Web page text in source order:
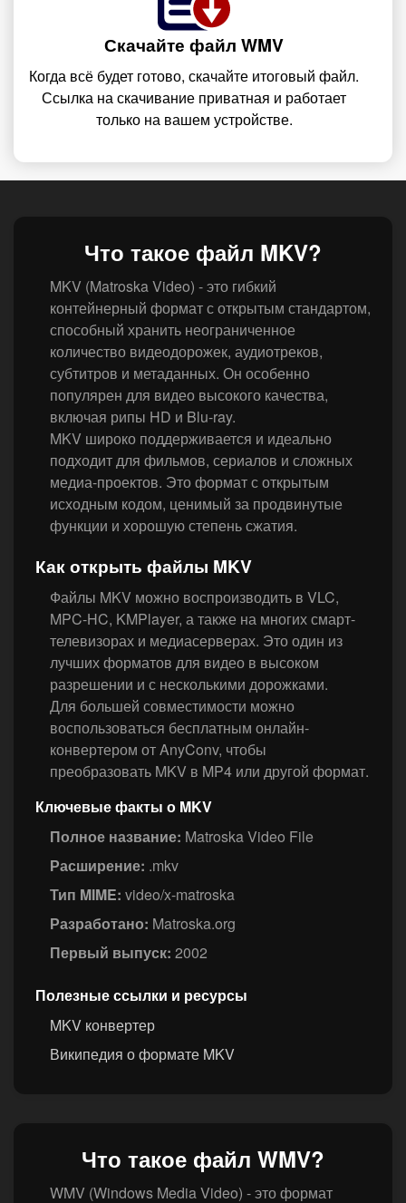
Скачайте файл WMV
Когда всё будет готово, скачайте итоговый файл.
Ссылка на скачивание приватная и работает
только на вашем устройстве.
Что такое файл MKV?
MKV (Matroska Video) - это гибкий
контейнерный формат с открытым стандартом,
способный хранить неограниченное
количество видеодорожек, аудиотреков,
субтитров и метаданных. Он особенно
популярен для видео высокого качества,
включая рипы HD и Blu-ray.
MKV широко поддерживается и идеально
подходит для фильмов, сериалов и сложных
медиа-проектов. Это формат с открытым
исходным кодом, ценимый за продвинутые
функции и хорошую степень сжатия.
Как открыть файлы MKV
Файлы MKV можно воспроизводить в VLC,
MPC-HC, KMPlayer, а также на многих смарт-
телевизорах и медиасерверах. Это один из
лучших форматов для видео в высоком
разрешении и с несколькими дорожками.
Для большей совместимости можно
воспользоваться бесплатным онлайн-
конвертером от AnyConv, чтобы
преобразовать MKV в MP4 или другой формат.
Ключевые факты о MKV
Полное название: Matroska Video File
Расширение: .mkv
Тип MIME: video/x-matroska
Разработано: Matroska.org
Первый выпуск: 2002
Полезные ссылки и ресурсы
MKV конвертер
Википедия о формате MKV
Что такое файл WMV?
WMV (Windows Media Video) - это формат